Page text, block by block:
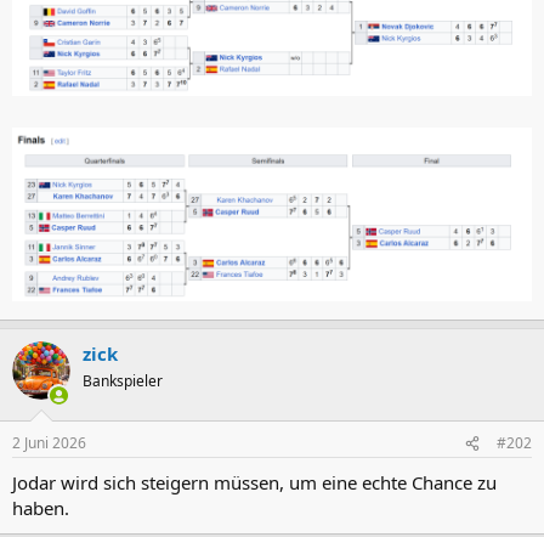
zick
Bankspieler
2 Juni 2026 #202
Jodar wird sich steigern müssen, um eine echte Chance zu
haben.